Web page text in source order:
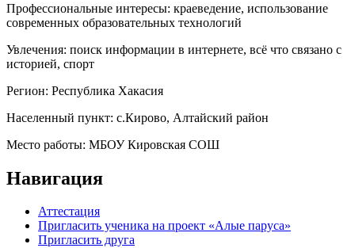
Профессиональные интересы: краеведение, использование
современных образовательных технологий
Увлечения: поиск информации в интернете, всё что связано с
историей, спорт
Регион: Республика Хакасия
Населенный пункт: с.Кирово, Алтайский район
Место работы: МБОУ Кировская СОШ
Навигация
Аттестация
Пригласить ученика на проект «Алые паруса»
Пригласить друга